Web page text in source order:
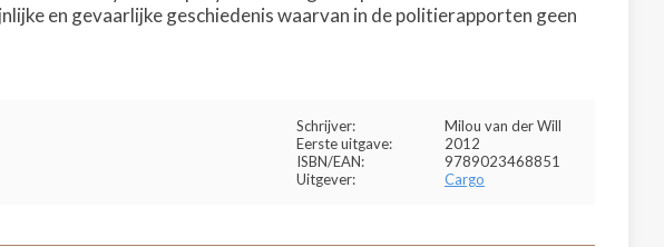
en gevaarlijke geschiedenis waarvan in de politierapporten geen
Schrijver:
Milou van der Will
Eerste uitgave:
2012
ISBN/EAN:
9789023468851
Uitgever:
Cargo